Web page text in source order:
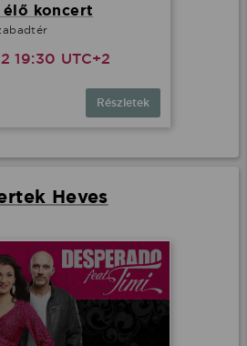
koncert
19:30 UTC+2
Részletek
Heves